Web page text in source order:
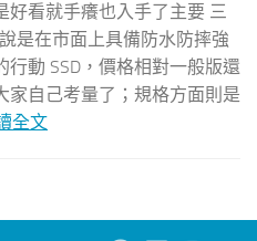
好看就手癢也入手了主要 三
是在市面上具備防水防摔強
行動 SSD，價格相對一般版還
家自己考量了；規格方面則是
全文